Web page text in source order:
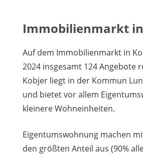
Immobilienmarkt
Auf dem Immobilienmarkt in
2024 insgesamt 124 Angebote
Kobjer liegt in der Kommun
und bietet vor allem
kleinere Wohneinheiten.
Eigentumswohnung machen
den größten Anteil aus (90%